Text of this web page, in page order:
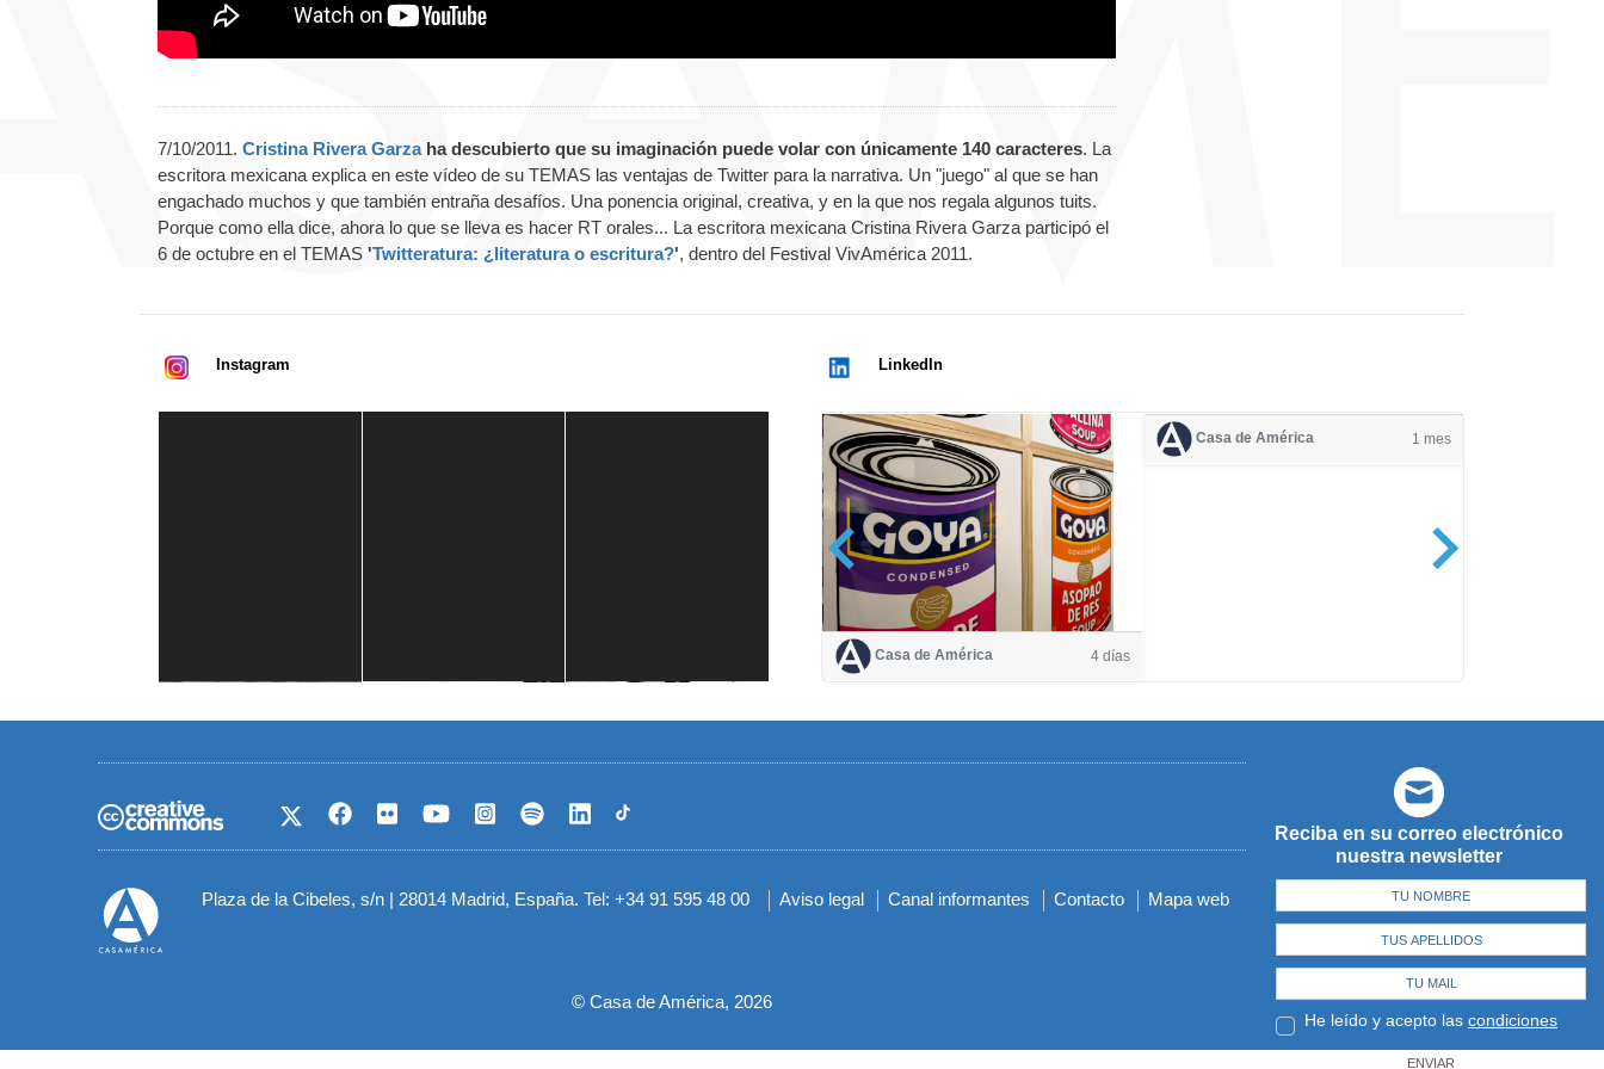
7/10/2011. Cristina Rivera Garza ha descubierto que su imaginación puede volar con únicamente 140 caracteres. La
escritora mexicana explica en este vídeo de su TEMAS las ventajas de Twitter para la narrativa. Un "juego" al que se han
engachado muchos y que también entraña desafíos. Una ponencia original, creativa, y en la que nos regala algunos tuits.
Porque como ella dice, ahora lo que se lleva es hacer RT orales... La escritora mexicana Cristina Rivera Garza participó el
6 de octubre en el TEMAS 'Twitteratura: ¿literatura o escritura?', dentro del Festival VivAmérica 2011.
Instagram LinkedIn
Casa de América 4 días
Casa de América 1 mes
Reciba en su correo electrónico
nuestra newsletter
He leído y acepto las condiciones
ENVIAR
Plaza de la Cibeles, s/n | 28014 Madrid, España. Tel: +34 91 595 48 00
Menú
pie
Aviso legal Canal informantes Contacto Mapa web
© Casa de América, 2026